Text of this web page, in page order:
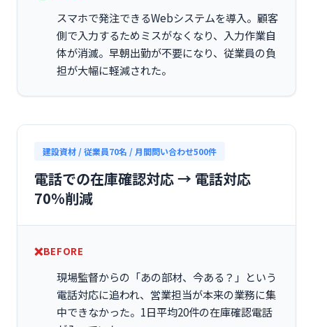
スマホで発注できるWebシステムを導入。顧客
側で入力するためミスがなくなり、入力作業自
体が消滅。早朝出勤が不要になり、従業員の負
担が大幅に軽減された。
建設資材 / 従業員70名 / 月間問い合わせ500件
電話での在庫確認対応 → 電話対応
70%削減
BEFORE
現場監督からの「あの部材、今ある？」という
電話対応に追われ、営業担当が本来の業務に集
中できなかった。1日平均20件の在庫確認電話